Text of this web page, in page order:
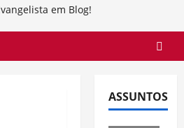
em Blog!
ASSUNTOS